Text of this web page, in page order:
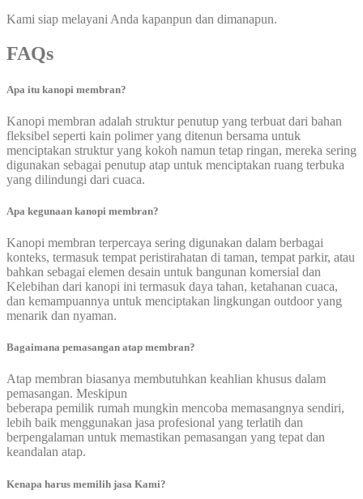
Kami siap melayani Anda kapanpun dan dimanapun.
FAQs
Apa itu kanopi membran?
Kanopi membran adalah struktur penutup yang terbuat dari bahan
fleksibel seperti kain polimer yang ditenun bersama untuk
menciptakan struktur yang kokoh namun tetap ringan, mereka sering
digunakan sebagai penutup atap untuk menciptakan ruang terbuka
yang dilindungi dari cuaca.
Apa kegunaan kanopi membran?
Kanopi membran terpercaya sering digunakan dalam berbagai
konteks, termasuk tempat peristirahatan di taman, tempat parkir, atau
bahkan sebagai elemen desain untuk bangunan komersial dan
Kelebihan dari kanopi ini termasuk daya tahan, ketahanan cuaca,
dan kemampuannya untuk menciptakan lingkungan outdoor yang
menarik dan nyaman.
Bagaimana pemasangan atap membran?
Atap membran biasanya membutuhkan keahlian khusus dalam
pemasangan. Meskipun
beberapa pemilik rumah mungkin mencoba memasangnya sendiri,
lebih baik menggunakan jasa profesional yang terlatih dan
berpengalaman untuk memastikan pemasangan yang tepat dan
keandalan atap.
Kenapa harus memilih jasa Kami?